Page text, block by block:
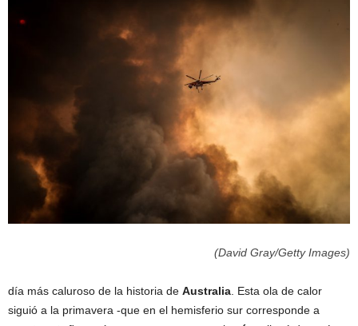
(David Gray/Getty Images)
día más caluroso de la historia de Australia . Esta ola de calor
siguió a la primavera -que en el hemisferio sur corresponde a